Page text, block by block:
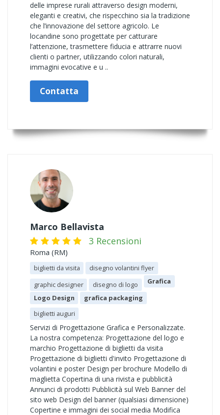
delle imprese rurali attraverso design moderni,
eleganti e creativi, che rispecchino sia la tradizione
che l’innovazione del settore agricolo. Le
locandine sono progettate per catturare
l’attenzione, trasmettere fiducia e attrarre nuovi
clienti o partner, utilizzando colori naturali,
immagini evocative e u ..
Contatta
Marco Bellavista
3 Recensioni
Roma (RM)
biglietti da visita
disegno volantini flyer
graphic designer
disegno di logo
Grafica
Logo Design
grafica packaging
biglietti auguri
Servizi di Progettazione Grafica e Personalizzate.
La nostra competenza: Progettazione del logo e
marchio Progettazione di biglietti da visita
Progettazione di biglietti d'invito Progettazione di
volantini e poster Design per brochure Modello di
maglietta Copertina di una rivista e pubblicità
Annunci di prodotti Pubblicità sul Web Banner del
sito web Design del banner (qualsiasi dimensione)
Copertine e immagini dei social media Modifica